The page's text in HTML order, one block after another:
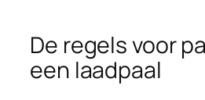
De regels voor
een laadpaal